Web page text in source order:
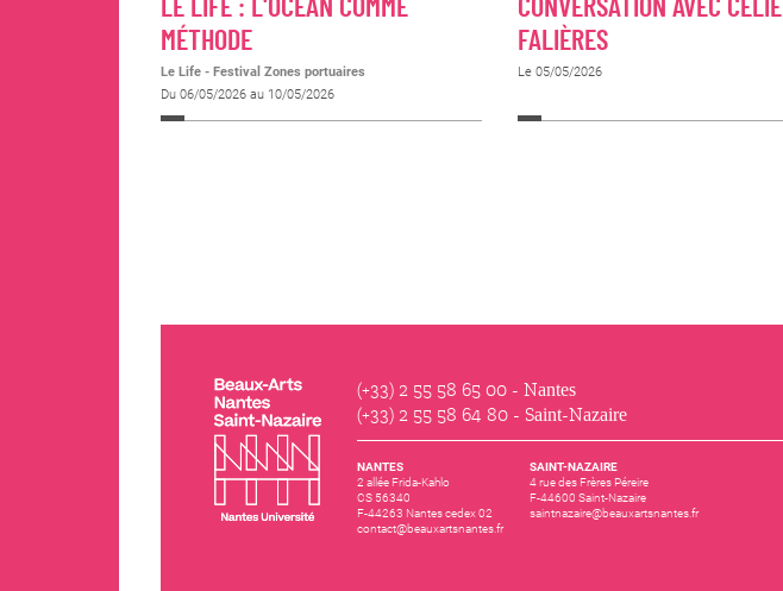
LE LIFE : L'OCÉAN COMME
MÉTHODE
Le Life - Festival Zones portuaires
Du 06/05/2026 au 10/05/2026
CONVERSATION AVEC CÉLIE
FALIÈRES
Le 05/05/2026
(+33) 2 55 58 65 00 - Nantes
(+33) 2 55 58 64 80 - Saint-Nazaire
NANTES
2 allée Frida-Kahlo
CS 56340
F-44263 Nantes cedex 02
contact@beauxartsnantes.fr
SAINT-NAZAIRE
4 rue des Frères Péreire
F-44600 Saint-Nazaire
saintnazaire@beauxartsnantes.fr